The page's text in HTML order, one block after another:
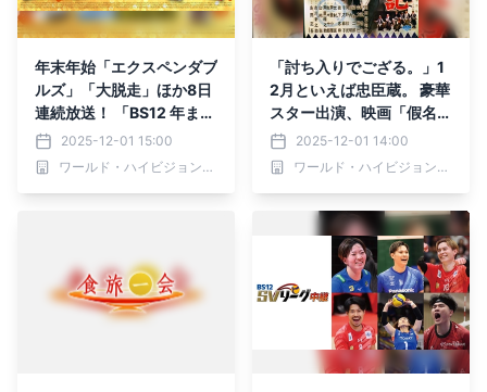
年末年始「エクスペンダブ
ルズ」「大脱走」ほか8日
連続放送！ 「BS12 年また
ぎ映画祭」12/27（土）～
1/3（土）BS12 トゥエル
ビ で無料放送
2025-12-01 15:00
ワールド・ハイビジョン・チャンネル株式会社
「討ち入りでござる。」1
2月といえば忠臣蔵。 豪華
スター出演、映画「假名手
本忠臣蔵」ほか 12月２日
（火）～BS12で4週連続
放送
2025-12-01 14:00
ワールド・ハイビジョン・チャンネル株式会社